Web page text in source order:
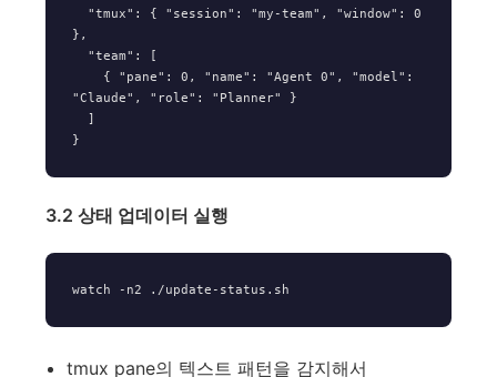
},
"Claude", "role": "Planner" }
3.2 상태 업데이터 실행
tmux pane의 텍스트 패턴을 감지해서